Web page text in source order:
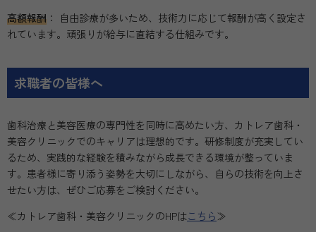
高額報酬 ： 自由診療が多いため、技術力に応じて報酬が高く設定さ
れています。頑張りが給与に直結する仕組みです。
求職者の皆様へ
歯科治療と美容医療の専門性を同時に高めたい方、カトレア歯科・
美容クリニックでのキャリアは理想的です。研修制度が充実してい
るため、実践的な経験を積みながら成長できる環境が整っていま
す。患者様に寄り添う姿勢を大切にしながら、自らの技術を向上さ
せたい方は、ぜひご応募をご検討ください。
≪カトレア歯科・美容クリニックのHPはこちら ≫